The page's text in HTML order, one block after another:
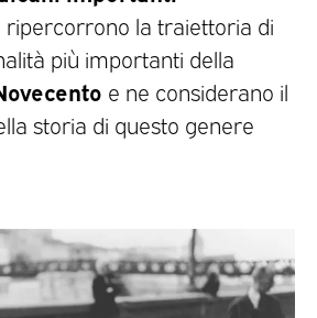
ripercorrono la traiettoria di
più importanti della
e ne considerano il
storia di questo genere